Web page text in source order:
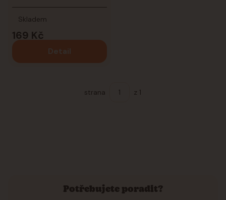
169 Kč
Skladem
Detail
strana z 1
Potřebujete poradit?